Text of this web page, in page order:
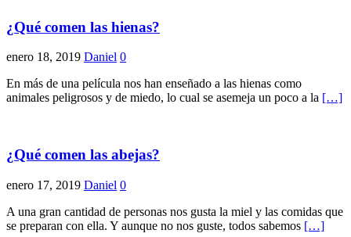
¿Qué comen las hienas?
enero 18, 2019 Daniel 0
En más de una película nos han enseñado a las hienas como
animales peligrosos y de miedo, lo cual se asemeja un poco a la […]
¿Qué comen las abejas?
enero 17, 2019 Daniel 0
A una gran cantidad de personas nos gusta la miel y las comidas que
se preparan con ella. Y aunque no nos guste, todos sabemos […]